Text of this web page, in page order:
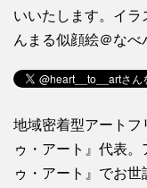
いいたします。イラ
んまる似顔絵＠なべ
地域密着型アートフ
ゥ・アート』代表
ゥ・アート』でお